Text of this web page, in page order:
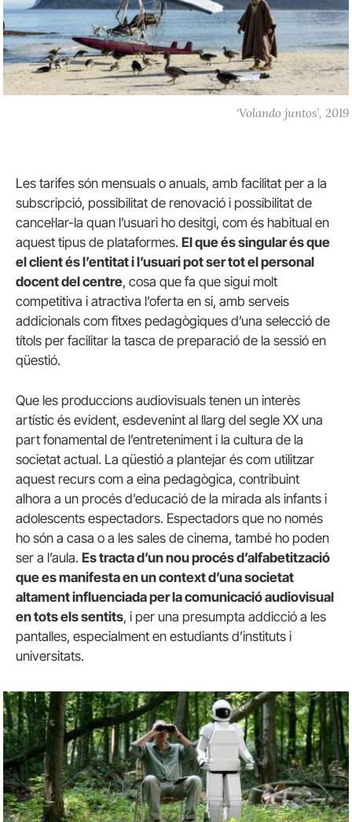
‘Volando juntos’, 2019
Les tarifes són mensuals o anuals, amb facilitat per a la
subscripció, possibilitat de renovació i possibilitat de
cancel·lar-la quan l’usuari ho desitgi, com és habitual en
aquest tipus de plataformes. El que és singular és que
el client és l’entitat i l’usuari pot ser tot el personal
docent del centre, cosa que fa que sigui molt
competitiva i atractiva l’oferta en si, amb serveis
addicionals com fitxes pedagògiques d’una selecció de
títols per facilitar la tasca de preparació de la sessió en
qüestió.
Que les produccions audiovisuals tenen un interès
artístic és evident, esdevenint al llarg del segle XX una
part fonamental de l’entreteniment i la cultura de la
societat actual. La qüestió a plantejar és com utilitzar
aquest recurs com a eina pedagògica, contribuint
alhora a un procés d’educació de la mirada als infants i
adolescents espectadors. Espectadors que no només
ho són a casa o a les sales de cinema, també ho poden
ser a l’aula. Es tracta d’un nou procés d’alfabetització
que es manifesta en un context d’una societat
altament influenciada per la comunicació audiovisual
en tots els sentits, i per una presumpta addicció a les
pantalles, especialment en estudiants d’instituts i
universitats.